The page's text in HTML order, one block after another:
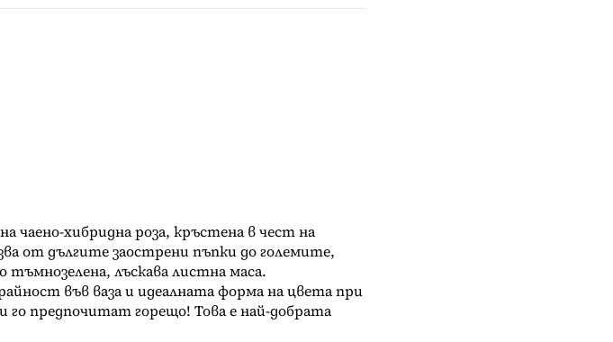
хибридна роза, кръстена в чест на
от дългите заострени пъпки до големите,
лъскава листна маса.
във ваза и идеалната форма на цвета при
предпочитат горещо! Това е най-добрата